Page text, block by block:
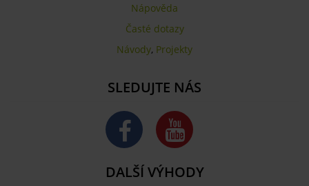
Nápověda
Časté dotazy
Návody, Projekty
SLEDUJTE NÁS
DALŠÍ VÝHODY